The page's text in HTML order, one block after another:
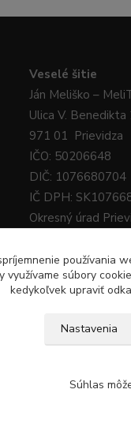
Veselé šitie
Ján Meliško –
Ulica V. Benedikta
971 01 Prievidza
IČO: 50206648
DIČ: 1076680704
IČ DPH:
Okresný úrad
používania
využívame súbory
kedykoľvek upraviť
Nastavenia
Súhlas